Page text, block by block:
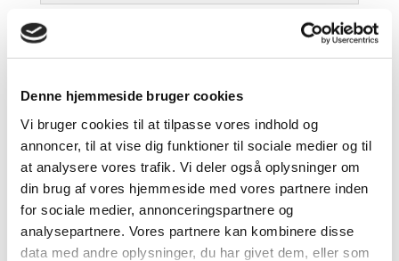
Denne hjemmeside bruger cookies
Vi bruger cookies til at tilpasse vores indhold og
annoncer, til at vise dig funktioner til sociale medier og til
at analysere vores trafik. Vi deler også oplysninger om
din brug af vores hjemmeside med vores partnere inden
for sociale medier, annonceringspartnere og
analysepartnere. Vores partnere kan kombinere disse
data med andre oplysninger, du har givet dem, eller som
Badminton i skolen
Få flere unge i klubben
Tag med på
badmintonskole/-lejr